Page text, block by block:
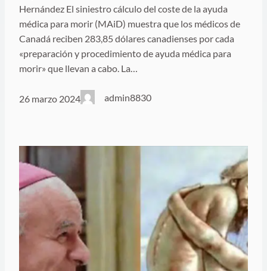
Hernández El siniestro cálculo del coste de la ayuda
médica para morir (MAiD) muestra que los médicos de
Canadá reciben 283,85 dólares canadienses por cada
«preparación y procedimiento de ayuda médica para
morir» que llevan a cabo. La…
26 marzo 2024 admin8830